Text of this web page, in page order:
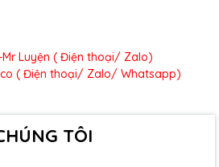
Mr Luyện ( Điện thoại/ Zalo)
( Điện thoại/ Zalo/ Whatsapp)
TÔI